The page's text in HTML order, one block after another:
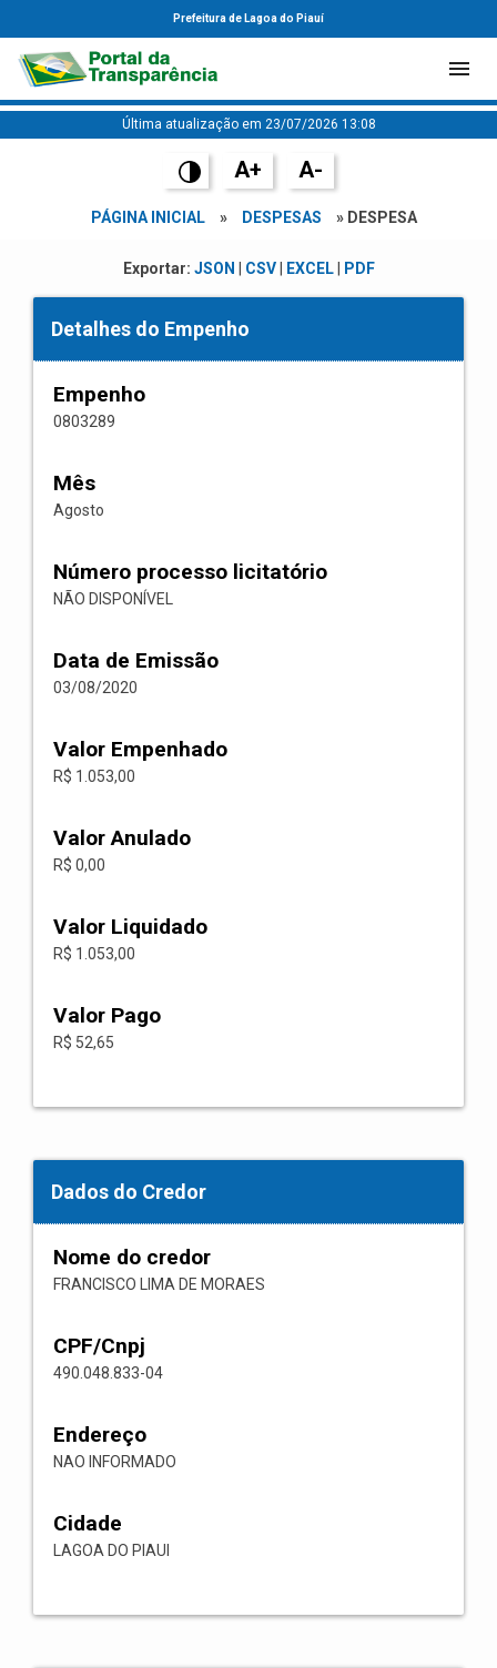
Prefeitura de Lagoa do Piauí
Última atualização em 23/07/2026 13:08
A+ A-
PÁGINA INICIAL » DESPESAS » DESPESA
Exportar: JSON CSV| EXCEL| PDF
Detalhes do Empenho
Empenho
0803289
Mês
Agosto
Número processo licitatório
NÃO DISPONÍVEL
Data de Emissão
03/08/2020
Valor Empenhado
R$ 1.053,00
Valor Anulado
R$ 0,00
Valor Liquidado
R$ 1.053,00
Valor Pago
R$ 52,65
Dados do Credor
Nome do credor
FRANCISCO LIMA DE MORAES
CPF/Cnpj
490.048.833-04
Endereço
NAO INFORMADO
Cidade
LAGOA DO PIAUI